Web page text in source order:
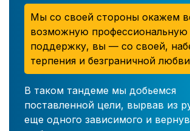
Мы со своей стороны окажем
возможную профессиональную
поддержку, вы — со своей,
терпения и безграничной любви
В таком тандеме мы добьемся
поставленной цели, вырвав из
еще одного зависимого и